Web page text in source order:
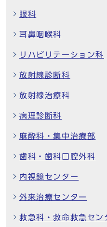
眼科
耳鼻咽喉科
リハビリテーション科
放射線診断科
放射線治療科
病理診断科
麻酔科・集中治療部
歯科・歯科口腔外科
内視鏡センター
外来治療センター
救急科・救命救急セン